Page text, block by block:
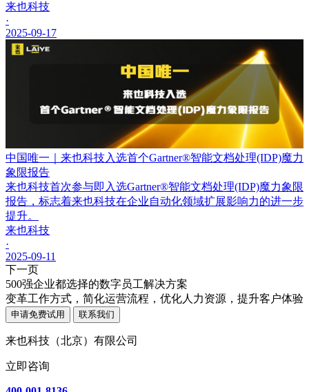
来也科技
·
2025-09-17
中国唯一｜来也科技入选首个Gartner®智能文档处理(IDP)魔力
象限报告
来也科技首次参与即入选Gartner®智能文档处理(IDP)魔力象限
报告，标志着来也科技在企业自动化领域扩展影响力的进一步
提升。
来也科技
·
2025-09-11
下一页
500强企业都选择的数字员工解决方案
变革工作方式，简化运营流程，优化人力资源，提升客户体验
申请免费试用 联系我们
来也科技（北京）有限公司
立即咨询